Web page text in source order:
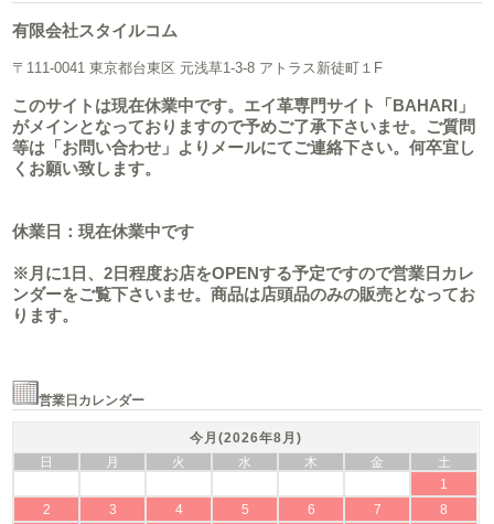
有限会社スタイルコム
〒111-0041 東京都台東区 元浅草1-3-8 アトラス新徒町１F
このサイトは現在休業中です。エイ革専門サイト「BAHARI」
がメインとなっておりますので予めご了承下さいませ。ご質問
等は「お問い合わせ」よりメールにてご連絡下さい。何卒宜し
くお願い致します。
休業日：現在休業中です
※月に1日、2日程度お店をOPENする予定ですので営業日カレ
ンダーをご覧下さいませ。商品は店頭品のみの販売となってお
ります。
営業日カレンダー
今月(2026年8月)
日
月 火 水 木 金
土
1
2
3 4 5 6 7
8